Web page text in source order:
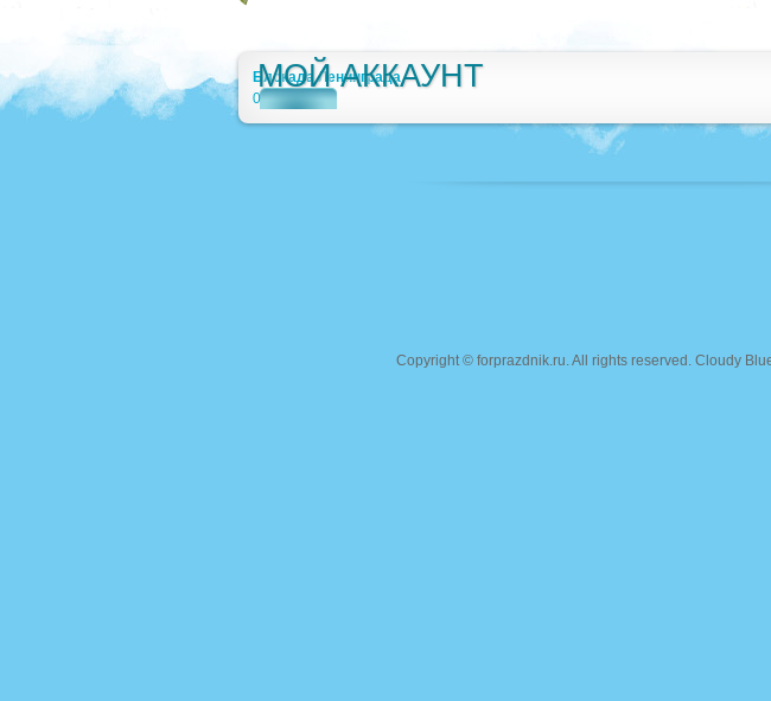
МОЙ АККАУНТ
Блокада Ленинграда
0
Copyright © forprazdnik.ru. All rights reserved. Cloudy